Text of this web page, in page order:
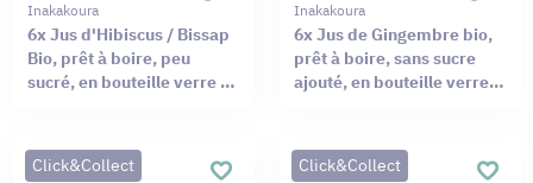
Inakakoura
6x Jus d'Hibiscus / Bissap
Bio, prêt à boire, peu
sucré, en bouteille verre de
Inakakoura
6x Jus de Gingembre bio,
prêt à boire, sans sucre
ajouté, en bouteille verre
Click&Collect Click&Collect